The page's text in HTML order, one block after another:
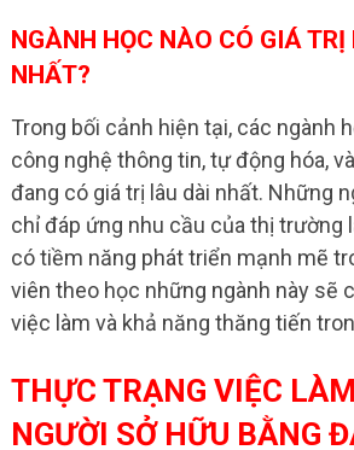
NGÀNH HỌC NÀO CÓ GIÁ TRỊ
NHẤT?
Trong bối cảnh hiện tại, các ngành
công nghệ thông tin, tự động hóa,
đang có giá trị lâu dài nhất. Những
chỉ đáp ứng nhu cầu của thị trường
có tiềm năng phát triển mạnh mẽ
viên theo học những ngành này sẽ
việc làm và khả năng thăng tiến
THỰC TRẠNG VIỆC
NGƯỜI SỞ HỮU BẰNG